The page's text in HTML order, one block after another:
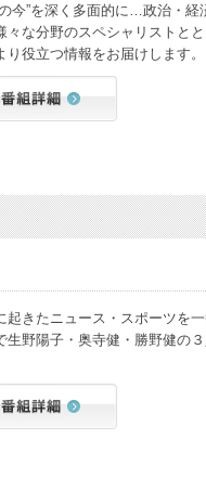
今”を深く多面的に…政治・
々な分野のスペシャリストと
り役立つ情報をお届けします。
起きたニュース・スポーツを
生野陽子・奥寺健・勝野健の